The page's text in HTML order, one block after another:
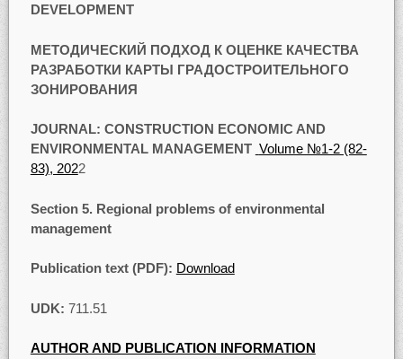
DEVELOPMENT
МЕТОДИЧЕСКИЙ ПОДХОД К ОЦЕНКЕ КАЧЕСТВА
РАЗРАБОТКИ КАРТЫ ГРАДОСТРОИТЕЛЬНОГО
ЗОНИРОВАНИЯ
JOURNAL: CONSTRUCTION ECONOMIC AND
ENVIRONMENTAL MANAGEMENT Volume №1-2 (82-
83), 2022
Section 5. Regional problems of environmental
management
Publication text (PDF): Download
UDK: 711.51
AUTHOR AND PUBLICATION INFORMATION